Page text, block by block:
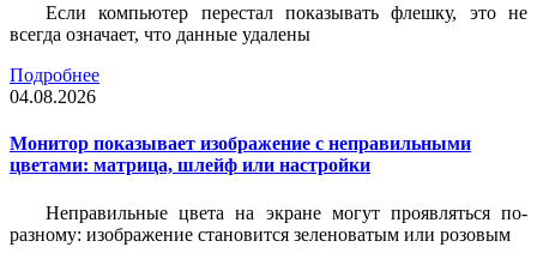
Если компьютер перестал показывать флешку, это не
всегда означает, что данные удалены
Подробнее
04.08.2026
Монитор показывает изображение с неправильными
цветами: матрица, шлейф или настройки
Неправильные цвета на экране могут проявляться по-
разному: изображение становится зеленоватым или розовым